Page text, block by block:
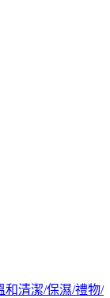
清潔/保濕/禮物/